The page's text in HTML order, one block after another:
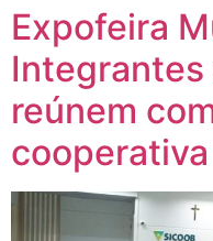
Expofeira
reúnem